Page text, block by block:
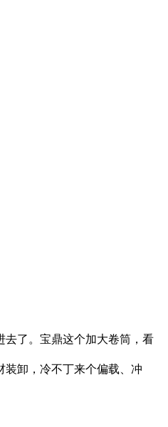
去了。宝鼎这个加大卷筒，看
装卸，冷不丁来个偏载、冲